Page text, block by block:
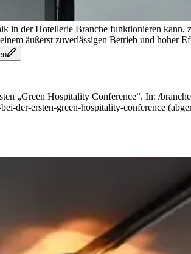
in der Hotellerie Branche funktionieren
äußerst zuverlässigen Betrieb und hoher
„Green Hospitality Conference“. In: /
der-ersten-green-hospitality-conference